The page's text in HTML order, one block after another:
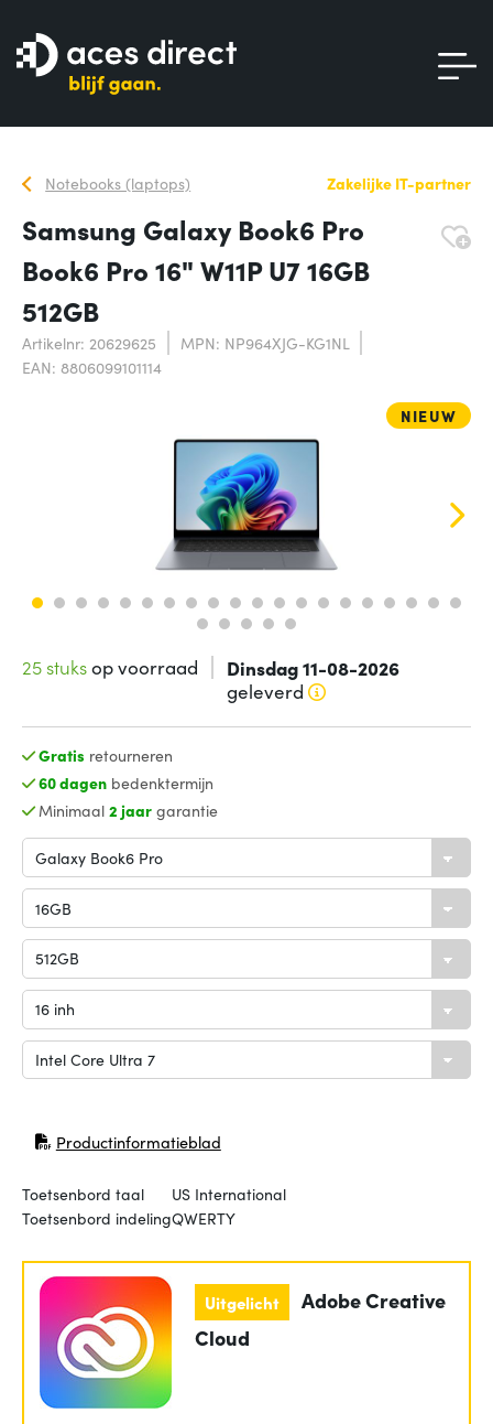
Notebooks (laptops) Zakelijke IT-partner
Samsung Galaxy Book6 Pro
Book6 Pro 16" W11P U7 16GB
512GB
Artikelnr: 20629625
MPN: NP964XJG-KG1NL
EAN: 8806099101114
NIEUW
25 stuksop voorraad Dinsdag 11-08-2026
geleverd
Gratis retourneren
60 dagenbedenktermijn
Minimaal 2 jaargarantie
Productinformatieblad
(opent in nieuw venster)
Toetsenbord taal
US International
Toetsenbord indelingQWERTY
Uitgelicht
Adobe Creative
Cloud